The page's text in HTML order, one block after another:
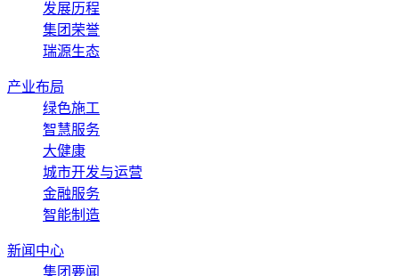
发展历程
集团荣誉
瑞源生态
产业布局
绿色施工
智慧服务
大健康
城市开发与运营
金融服务
智能制造
新闻中心
集团要闻